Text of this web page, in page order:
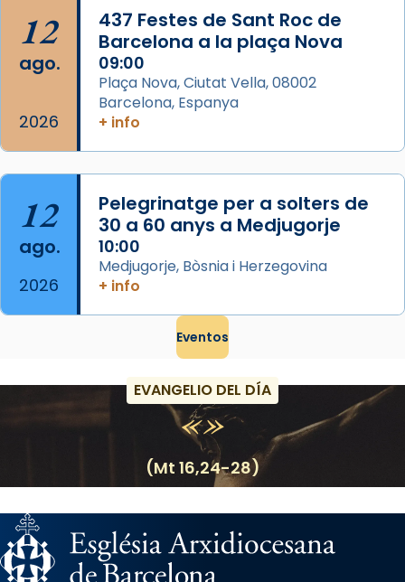
Foto
View on Facebook · Share
12
ago.
2026
437 Festes de Sant Roc de
Barcelona a la plaça Nova
09:00
Plaça Nova, Ciutat Vella, 08002
Barcelona, Espanya
+ info
12
ago.
2026
Pelegrinatge per a solters de
30 a 60 anys a Medjugorje
10:00
Medjugorje, Bòsnia i Herzegovina
+ info
Eventos
EVANGELIO DEL DÍA
(Mt 16,24-28)